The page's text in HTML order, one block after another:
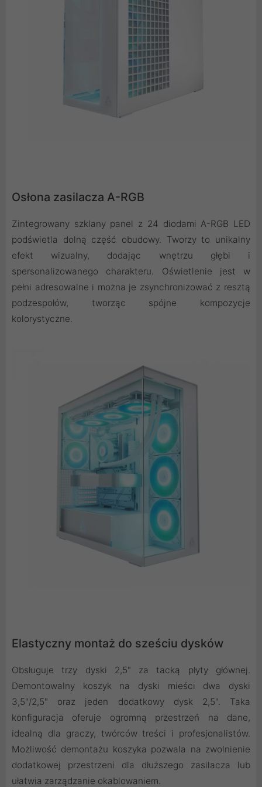
Osłona zasilacza A-RGB
Zintegrowany szklany panel z 24 diodami A-RGB LED
podświetla dolną część obudowy. Tworzy to unikalny
efekt wizualny, dodając wnętrzu głębi i
spersonalizowanego charakteru. Oświetlenie jest w
pełni adresowalne i można je zsynchronizować z resztą
podzespołów, tworząc spójne kompozycje
kolorystyczne.
Elastyczny montaż do sześciu dysków
Obsługuje trzy dyski 2,5" za tacką płyty głównej.
Demontowalny koszyk na dyski mieści dwa dyski
3,5"/2,5" oraz jeden dodatkowy dysk 2,5". Taka
konfiguracja oferuje ogromną przestrzeń na dane,
idealną dla graczy, twórców treści i profesjonalistów.
Możliwość demontażu koszyka pozwala na zwolnienie
dodatkowej przestrzeni dla dłuższego zasilacza lub
ułatwia zarządzanie okablowaniem.